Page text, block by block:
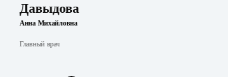
Давыдова
Анна Михайловна
Главный врач